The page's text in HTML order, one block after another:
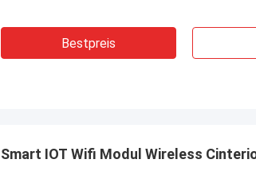
Bestpreis
Smart IOT Wifi Modul Wireless